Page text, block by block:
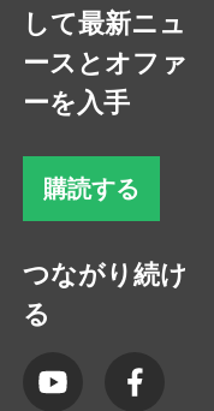
して最新ニュ
ースとオファ
ーを入手
購読する
つながり続け
る